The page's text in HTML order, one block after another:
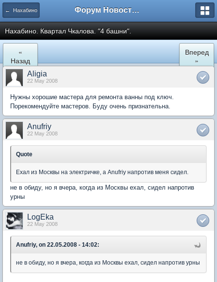
← Нахабино Форум Новостройки
Нахабино. Квартал Чкалова. "4 башни".
«
Назад
Вперед
»
Aligia
22 May 2008
Нужны хорошие мастера для ремонта ванны под ключ.
Порекомендуйте мастеров. Буду очень признательна.
Anufriy
22 May 2008
Quote
Ехал из Москвы на электричке, а Anufriy напротив меня сидел.
не в обиду, но я вчера, когда из Москвы ехал, сидел напротив
урны
LogEka
22 May 2008
Anufriy, on 22.05.2008 - 14:02:
не в обиду, но я вчера, когда из Москвы ехал, сидел напротив урны